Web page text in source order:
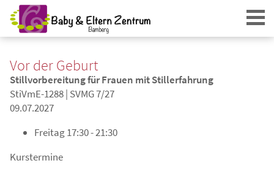
Login
Vor der Geburt
Stillvorbereitung für Frauen mit Stillerfahrung
StiVmE-1288 | SVMG 7/27
09.07.2027
Freitag17:30 - 21:30
Kurstermine